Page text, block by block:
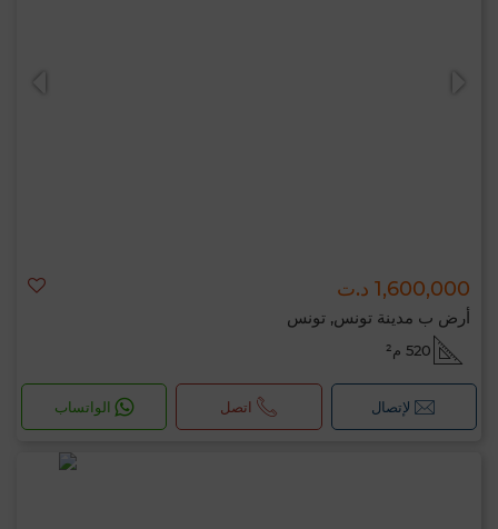
1,600,000 د.ت
أرض ب مدينة تونس, تونس
520 م²
لإتصال اتصل الواتساب